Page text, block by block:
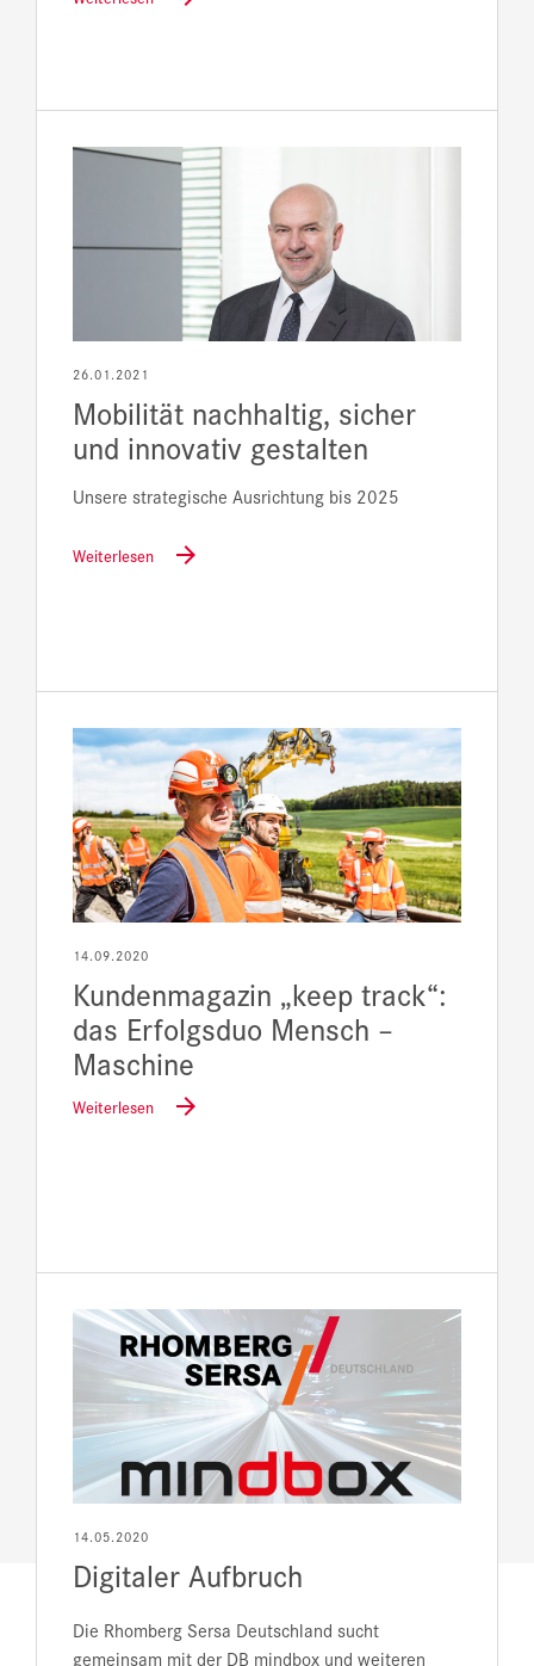
26.01.2021
Mobilität nachhaltig, sicher
und innovativ gestalten
Unsere strategische Ausrichtung bis 2025
Weiterlesen
14.09.2020
Kundenmagazin „keep track“:
das Erfolgsduo Mensch –
Maschine
Weiterlesen
14.05.2020
Digitaler Aufbruch
Die Rhomberg Sersa Deutschland sucht
gemeinsam mit der DB mindbox und weiteren